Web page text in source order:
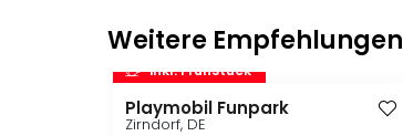
Weitere Empfehlungen
inkl. Frühstück
Playmobil Funpark
Zirndorf, DE